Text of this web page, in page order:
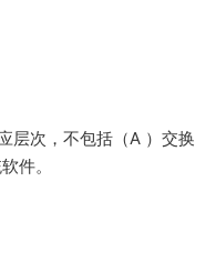
层次，不包括（A ）交换
件。